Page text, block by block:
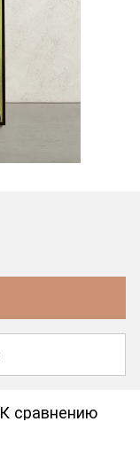
К сравнению